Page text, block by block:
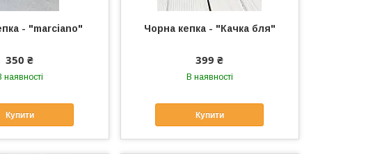
- "marcianо"
350 ₴
наявності
Купити
Чорна кепка - "Качка бля"
399 ₴
В наявності
Купити